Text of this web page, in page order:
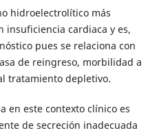
hidroelectrolítico más
insuficiencia cardiaca y es,
pues se relaciona con
de reingreso, morbilidad a
tratamiento depletivo.
en este contexto clínico es
de secreción inadecuada